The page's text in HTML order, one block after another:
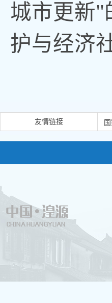
城市更新"
护与经济
友情链接